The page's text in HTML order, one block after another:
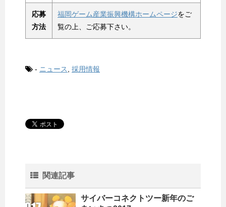
応募
方法
福岡ゲーム産業振興機構ホームページをご
覧の上、ご応募下さい。
- ニュース, 採用情報
関連記事
サイバーコネクトツー新年のご